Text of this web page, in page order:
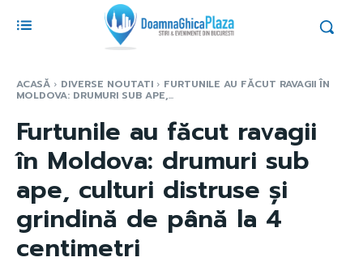
ACASĂ DIVERSE NOUTATI FURTUNILE AU FĂCUT RAVAGII ÎN
MOLDOVA: DRUMURI SUB APE,...
Furtunile au făcut ravagii
în Moldova: drumuri sub
ape, culturi distruse și
grindină de până la 4
centimetri